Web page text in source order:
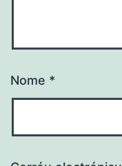
Nome *